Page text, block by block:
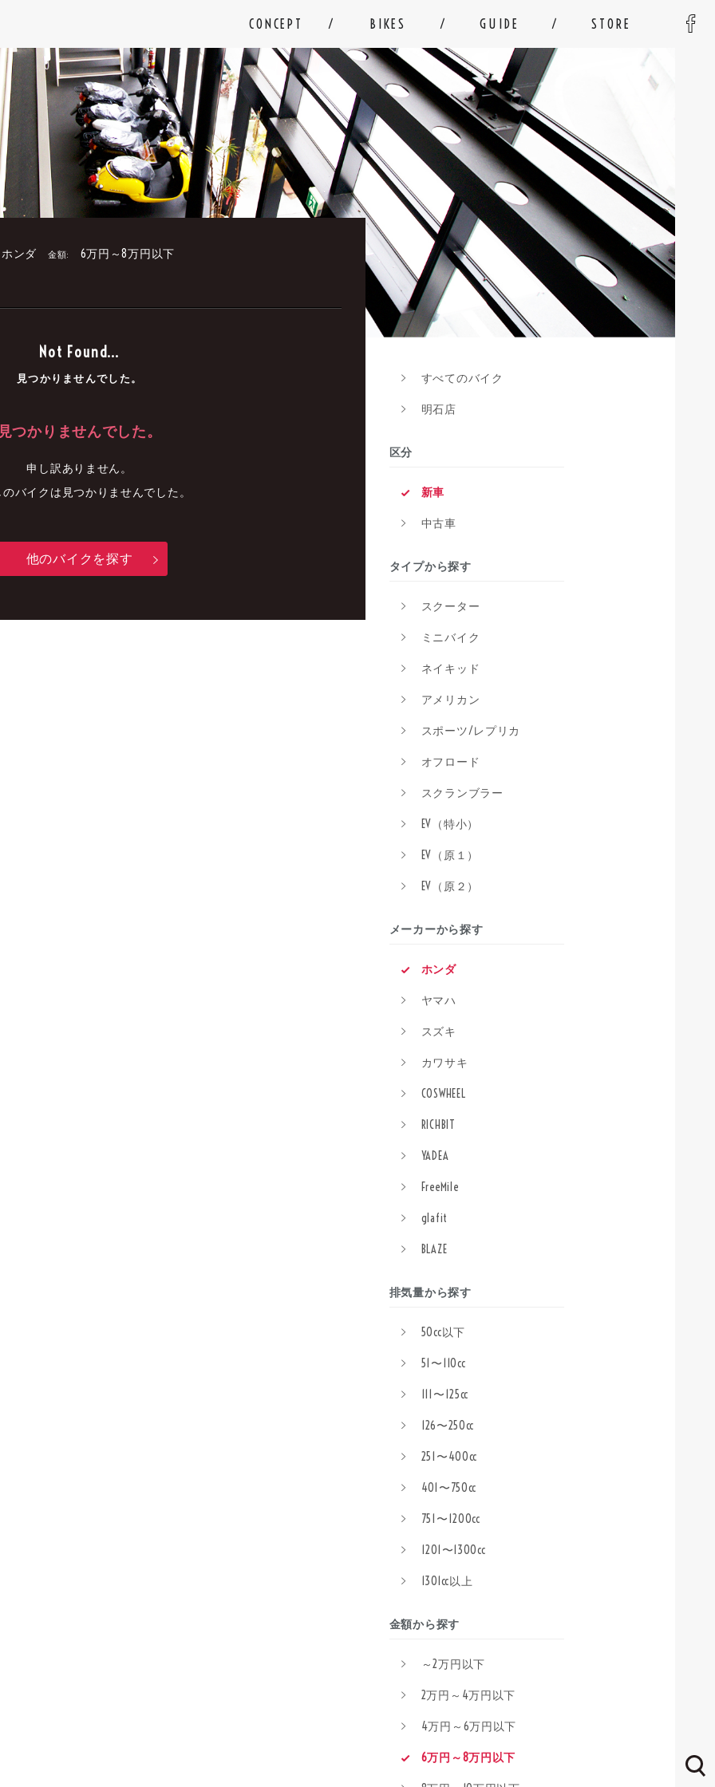
CONCEPT BIKES GUIDE STORE
ホンダ 金額: 6万円～8万円以下
Not Found...
見つかりませんでした。
見つかりませんでした。
申し訳ありません。
バイクは見つかりませんでした。
他のバイクを探す
すべてのバイク
明石店
区分
新車
中古車
タイプから探す
スクーター
ミニバイク
ネイキッド
アメリカン
スポーツ/レプリカ
オフロード
スクランブラー
EV（特小）
EV（原１）
EV（原２）
メーカーから探す
ホンダ
ヤマハ
スズキ
カワサキ
COSWHEEL
RICHBIT
YADEA
FreeMile
glafit
BLAZE
排気量から探す
50cc以下
51〜110cc
111〜125cc
126〜250cc
251〜400cc
401〜750cc
751〜1200cc
1201〜1300cc
1301cc以上
金額から探す
～2万円以下
2万円～4万円以下
4万円～6万円以下
6万円～8万円以下
中古車